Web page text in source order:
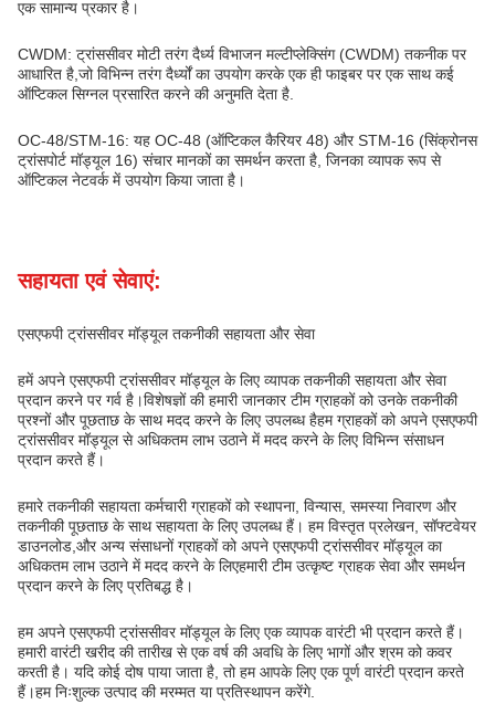
एक सामान्य प्रकार है।
CWDM: ट्रांससीवर मोटी तरंग दैर्ध्य विभाजन मल्टीप्लेक्सिंग (CWDM) तकनीक पर
आधारित है,जो विभिन्न तरंग दैर्ध्यों का उपयोग करके एक ही फाइबर पर एक साथ कई
ऑप्टिकल सिग्नल प्रसारित करने की अनुमति देता है.
OC-48/STM-16: यह OC-48 (ऑप्टिकल कैरियर 48) और STM-16 (सिंक्रोनस
ट्रांसपोर्ट मॉड्यूल 16) संचार मानकों का समर्थन करता है, जिनका व्यापक रूप से
ऑप्टिकल नेटवर्क में उपयोग किया जाता है।
सहायता एवं सेवाएं:
एसएफपी ट्रांससीवर मॉड्यूल तकनीकी सहायता और सेवा
हमें अपने एसएफपी ट्रांससीवर मॉड्यूल के लिए व्यापक तकनीकी सहायता और सेवा
प्रदान करने पर गर्व है।विशेषज्ञों की हमारी जानकार टीम ग्राहकों को उनके तकनीकी
प्रश्नों और पूछताछ के साथ मदद करने के लिए उपलब्ध हैहम ग्राहकों को अपने एसएफपी
ट्रांससीवर मॉड्यूल से अधिकतम लाभ उठाने में मदद करने के लिए विभिन्न संसाधन
प्रदान करते हैं।
हमारे तकनीकी सहायता कर्मचारी ग्राहकों को स्थापना, विन्यास, समस्या निवारण और
तकनीकी पूछताछ के साथ सहायता के लिए उपलब्ध हैं। हम विस्तृत प्रलेखन, सॉफ्टवेयर
डाउनलोड,और अन्य संसाधनों ग्राहकों को अपने एसएफपी ट्रांससीवर मॉड्यूल का
अधिकतम लाभ उठाने में मदद करने के लिएहमारी टीम उत्कृष्ट ग्राहक सेवा और समर्थन
प्रदान करने के लिए प्रतिबद्ध है।
हम अपने एसएफपी ट्रांससीवर मॉड्यूल के लिए एक व्यापक वारंटी भी प्रदान करते हैं।
हमारी वारंटी खरीद की तारीख से एक वर्ष की अवधि के लिए भागों और श्रम को कवर
करती है। यदि कोई दोष पाया जाता है, तो हम आपके लिए एक पूर्ण वारंटी प्रदान करते
हैं।हम निःशुल्क उत्पाद की मरम्मत या प्रतिस्थापन करेंगे.